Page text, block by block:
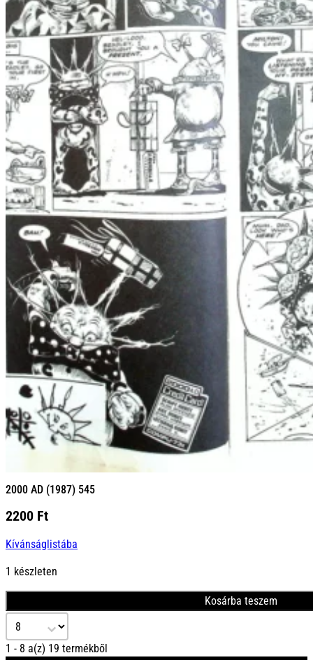
2000 AD (1987) 545
2200 Ft
Kívánságlistába
1 készleten
Kosárba teszem
Select number per page
1 - 8 a(z) 19 termékből